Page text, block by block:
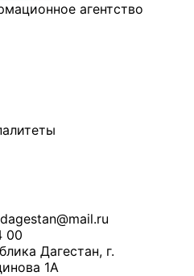
агентство
00
Дагестан, г.
1А